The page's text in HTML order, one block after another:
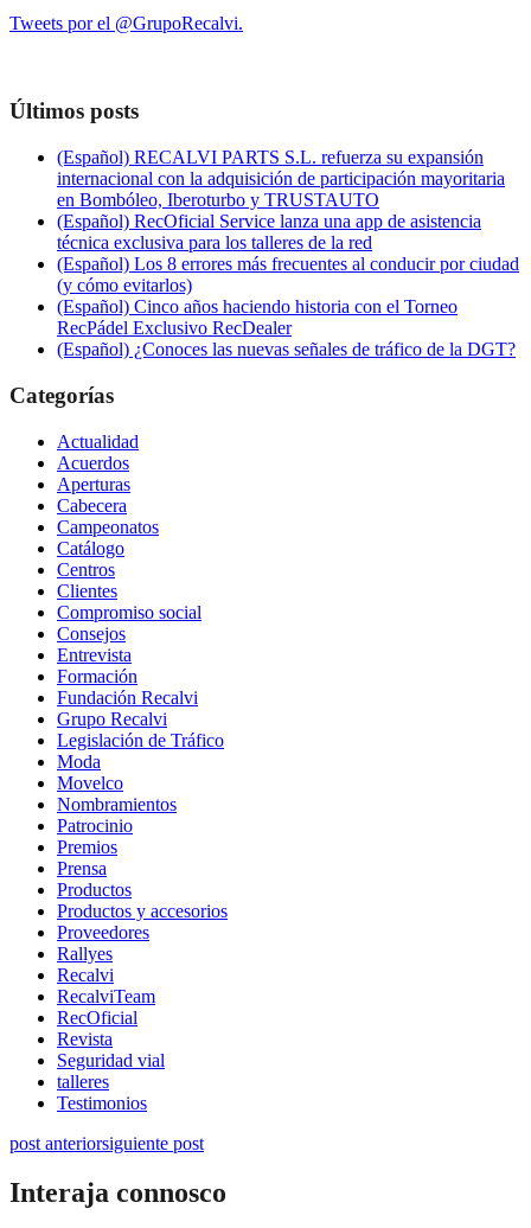
Tweets por el @GrupoRecalvi.
Últimos posts
(Español) RECALVI PARTS S.L. refuerza su expansión
internacional con la adquisición de participación mayoritaria
en Bombóleo, Iberoturbo y TRUSTAUTO
(Español) RecOficial Service lanza una app de asistencia
técnica exclusiva para los talleres de la red
(Español) Los 8 errores más frecuentes al conducir por ciudad
(y cómo evitarlos)
(Español) Cinco años haciendo historia con el Torneo
RecPádel Exclusivo RecDealer
(Español) ¿Conoces las nuevas señales de tráfico de la DGT?
Categorías
Actualidad
Acuerdos
Aperturas
Cabecera
Campeonatos
Catálogo
Centros
Clientes
Compromiso social
Consejos
Entrevista
Formación
Fundación Recalvi
Grupo Recalvi
Legislación de Tráfico
Moda
Movelco
Nombramientos
Patrocinio
Premios
Prensa
Productos
Productos y accesorios
Proveedores
Rallyes
Recalvi
RecalviTeam
RecOficial
Revista
Seguridad vial
talleres
Testimonios
post anteriorsiguiente post
Interaja connosco